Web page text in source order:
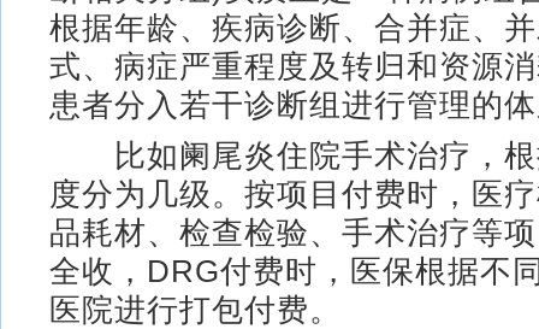
根据年龄、疾病诊断、合并症、
式、病症严重程度及转归和资源
患者分入若干诊断组进行管理的
比如阑尾炎住院手术治疗，根
度分为几级。按项目付费时，医
品耗材、检查检验、手术治疗等
全收，DRG付费时，医保根据不
医院进行打包付费。